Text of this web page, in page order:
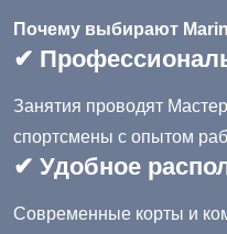
Почему выбирают
✔
Занятия проводят
спортсмены с опытом
✔ Удобное
Современные корты и